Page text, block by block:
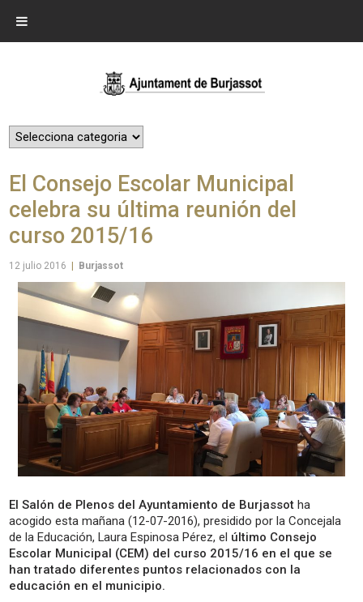
El Consejo Escolar Municipal
celebra su última reunión del
curso 2015/16
12 julio 2016 Burjassot
El Salón de Plenos del Ayuntamiento de Burjassot ha
acogido esta mañana (12-07-2016), presidido por la Concejala
de la Educación, Laura Espinosa Pérez, el último Consejo
Escolar Municipal (CEM) del curso 2015/16 en el que se
han tratado diferentes puntos relacionados con la
educación en el municipio.